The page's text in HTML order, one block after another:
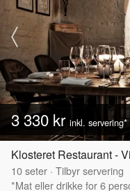
3 330 kr inkl. servering*
Klosteret Restaurant -
10seter · Tilbyr servering
*Mat eller drikke for 6